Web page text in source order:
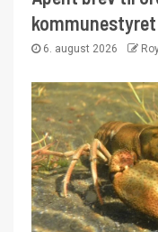
6. august 2026